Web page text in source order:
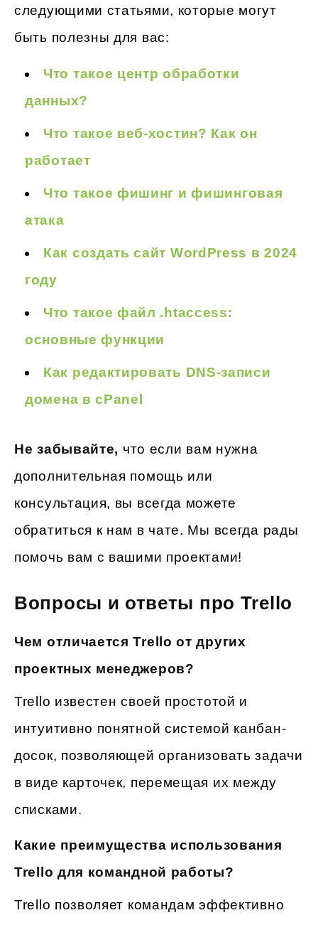
следующими статьями, которые могут
быть полезны для вас:
Что такое центр обработки
данных?
Что такое веб-хостин? Как он
работает
Что такое фишинг и фишинговая
атака
Как создать сайт WordPress в 2024
году
Что такое файл .htaccess:
основные функции
Как редактировать DNS-записи
домена в cPanel
Не забывайте, что если вам нужна
дополнительная помощь или
консультация, вы всегда можете
обратиться к нам в чате. Мы всегда рады
помочь вам с вашими проектами!
Вопросы и ответы про Trello
Чем отличается Trello от других
проектных менеджеров?
Trello известен своей простотой и
интуитивно понятной системой канбан-
досок, позволяющей организовать задачи
в виде карточек, перемещая их между
списками.
Какие преимущества использования
Trello для командной работы?
Trello позволяет командам эффективно